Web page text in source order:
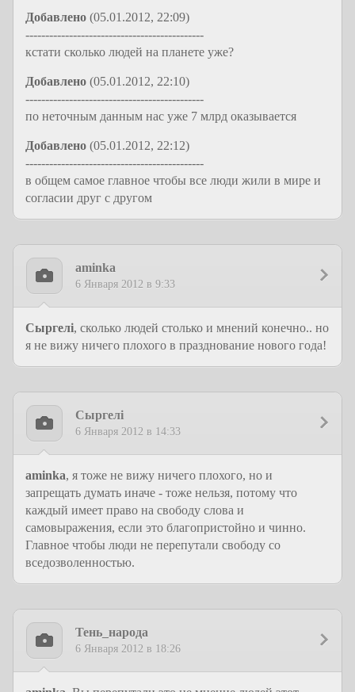
Добавлено (05.01.2012, 22:09)
---------------------------------------------
кстати сколько людей на планете уже?
Добавлено (05.01.2012, 22:10)
---------------------------------------------
по неточным данным нас уже 7 млрд оказывается
Добавлено (05.01.2012, 22:12)
---------------------------------------------
в общем самое главное чтобы все люди жили в мире и
согласии друг с другом
aminka
6 Января 2012 в 9:33
Сыргелi, сколько людей столько и мнений конечно.. но
я не вижу ничего плохого в празднование нового года!
Сыргелi
6 Января 2012 в 14:33
aminka, я тоже не вижу ничего плохого, но и
запрещать думать иначе - тоже нельзя, потому что
каждый имеет право на свободу слова и
самовыражения, если это благопристойно и чинно.
Главное чтобы люди не перепутали свободу со
вседозволенностью.
Тень_народа
6 Января 2012 в 18:26